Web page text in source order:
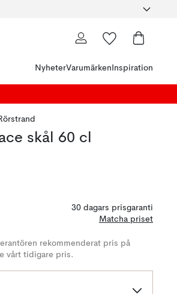
NyheterVarumärken Inspiration
skål 60 cl
30 dagars prisgaranti
Matcha priset
rekommenderat pris på
vårt tidigare pris.